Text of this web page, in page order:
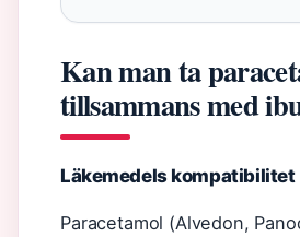
Kan man ta
tillsammans med
Läkemedels kompatibilitet
Paracetamol (Alvedon,